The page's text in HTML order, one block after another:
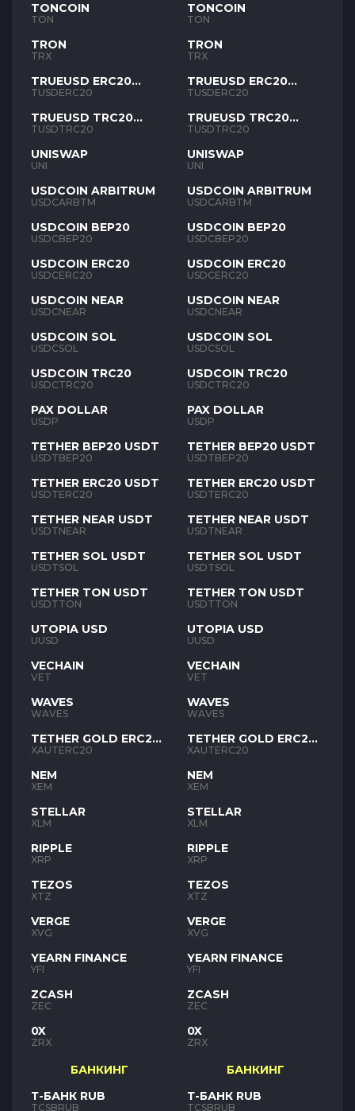
TONCOIN
TON
TRON
TRX
TRUEUSD ERC20
TUSD
TUSDERC20
TRUEUSD TRC20
TUSD
TUSDTRC20
UNISWAP
UNI
USDCOIN ARBITRUM
USDCARBTM
USDCOIN BEP20
USDCBEP20
USDCOIN ERC20
USDCERC20
USDCOIN NEAR
USDCNEAR
USDCOIN SOL
USDCSOL
USDCOIN TRC20
USDCTRC20
PAX DOLLAR
USDP
TETHER BEP20 USDT
USDTBEP20
TETHER ERC20 USDT
USDTERC20
TETHER NEAR USDT
USDTNEAR
TETHER SOL USDT
USDTSOL
TETHER TON USDT
USDTTON
UTOPIA USD
UUSD
VECHAIN
VET
WAVES
WAVES
TETHER GOLD ERC20
XAUT
XAUTERC20
NEM
XEM
STELLAR
XLM
RIPPLE
XRP
TEZOS
XTZ
VERGE
XVG
YEARN FINANCE
YFI
ZCASH
ZEC
0X
ZRX
БАНКИНГ
Т-БАНК RUB
TCSBRUB
TONCOIN
TON
TRON
TRX
TRUEUSD ERC20
TUSD
TUSDERC20
TRUEUSD TRC20
TUSD
TUSDTRC20
UNISWAP
UNI
USDCOIN ARBITRUM
USDCARBTM
USDCOIN BEP20
USDCBEP20
USDCOIN ERC20
USDCERC20
USDCOIN NEAR
USDCNEAR
USDCOIN SOL
USDCSOL
USDCOIN TRC20
USDCTRC20
PAX DOLLAR
USDP
TETHER BEP20 USDT
USDTBEP20
TETHER ERC20 USDT
USDTERC20
TETHER NEAR USDT
USDTNEAR
TETHER SOL USDT
USDTSOL
TETHER TON USDT
USDTTON
UTOPIA USD
UUSD
VECHAIN
VET
WAVES
WAVES
TETHER GOLD ERC20
XAUT
XAUTERC20
NEM
XEM
STELLAR
XLM
RIPPLE
XRP
TEZOS
XTZ
VERGE
XVG
YEARN FINANCE
YFI
ZCASH
ZEC
0X
ZRX
БАНКИНГ
Т-БАНК RUB
TCSBRUB